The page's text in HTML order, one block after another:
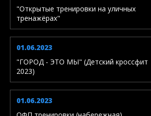
"Открытые тренировки на уличных
тренажёрах"
01.06.2023
"ГОРОД - ЭТО МЫ" (Детский кроссфит
2023)
01.06.2023